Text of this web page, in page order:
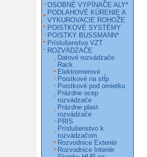
OSOBNÉ VYPÍNAČE ALY*
PODLAHOVÉ KÚRENIE A
VYKUROVACIE ROHOŽE
POISTKOVÉ SYSTÉMY
POISTKY BUSSMANN*
Príslušenstvo VZT
ROZVÁDZAČE
Datové rozvádzače
Rack
Elektromerové
Poistkové na stĺp
Poistkové pod omietku
Prázdne ocep
rozvádzače
Prázdne plast
rozvádzače
PRIS
Príslušenstvo k
rozvádzačom
Rozvodnice Exteriér
Rozvodnice Interiér